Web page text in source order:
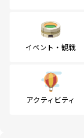
イベント・観戦
アクティビティ